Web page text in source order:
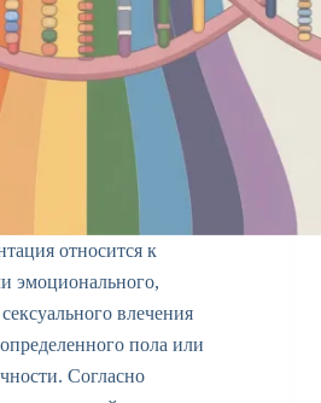
относится к
эмоционального,
влечения
пола или
Согласно